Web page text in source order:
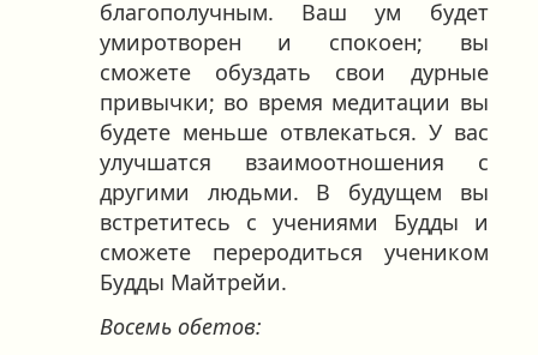
благополучным. Ваш ум будет
умиротворен и спокоен; вы
сможете обуздать свои дурные
привычки; во время медитации вы
будете меньше отвлекаться. У вас
улучшатся взаимоотношения с
другими людьми. В будущем вы
встретитесь с учениями Будды и
сможете переродиться учеником
Будды Майтрейи.
Восемь обетов: